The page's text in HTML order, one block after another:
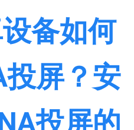
备如何
投屏？安
投屏的